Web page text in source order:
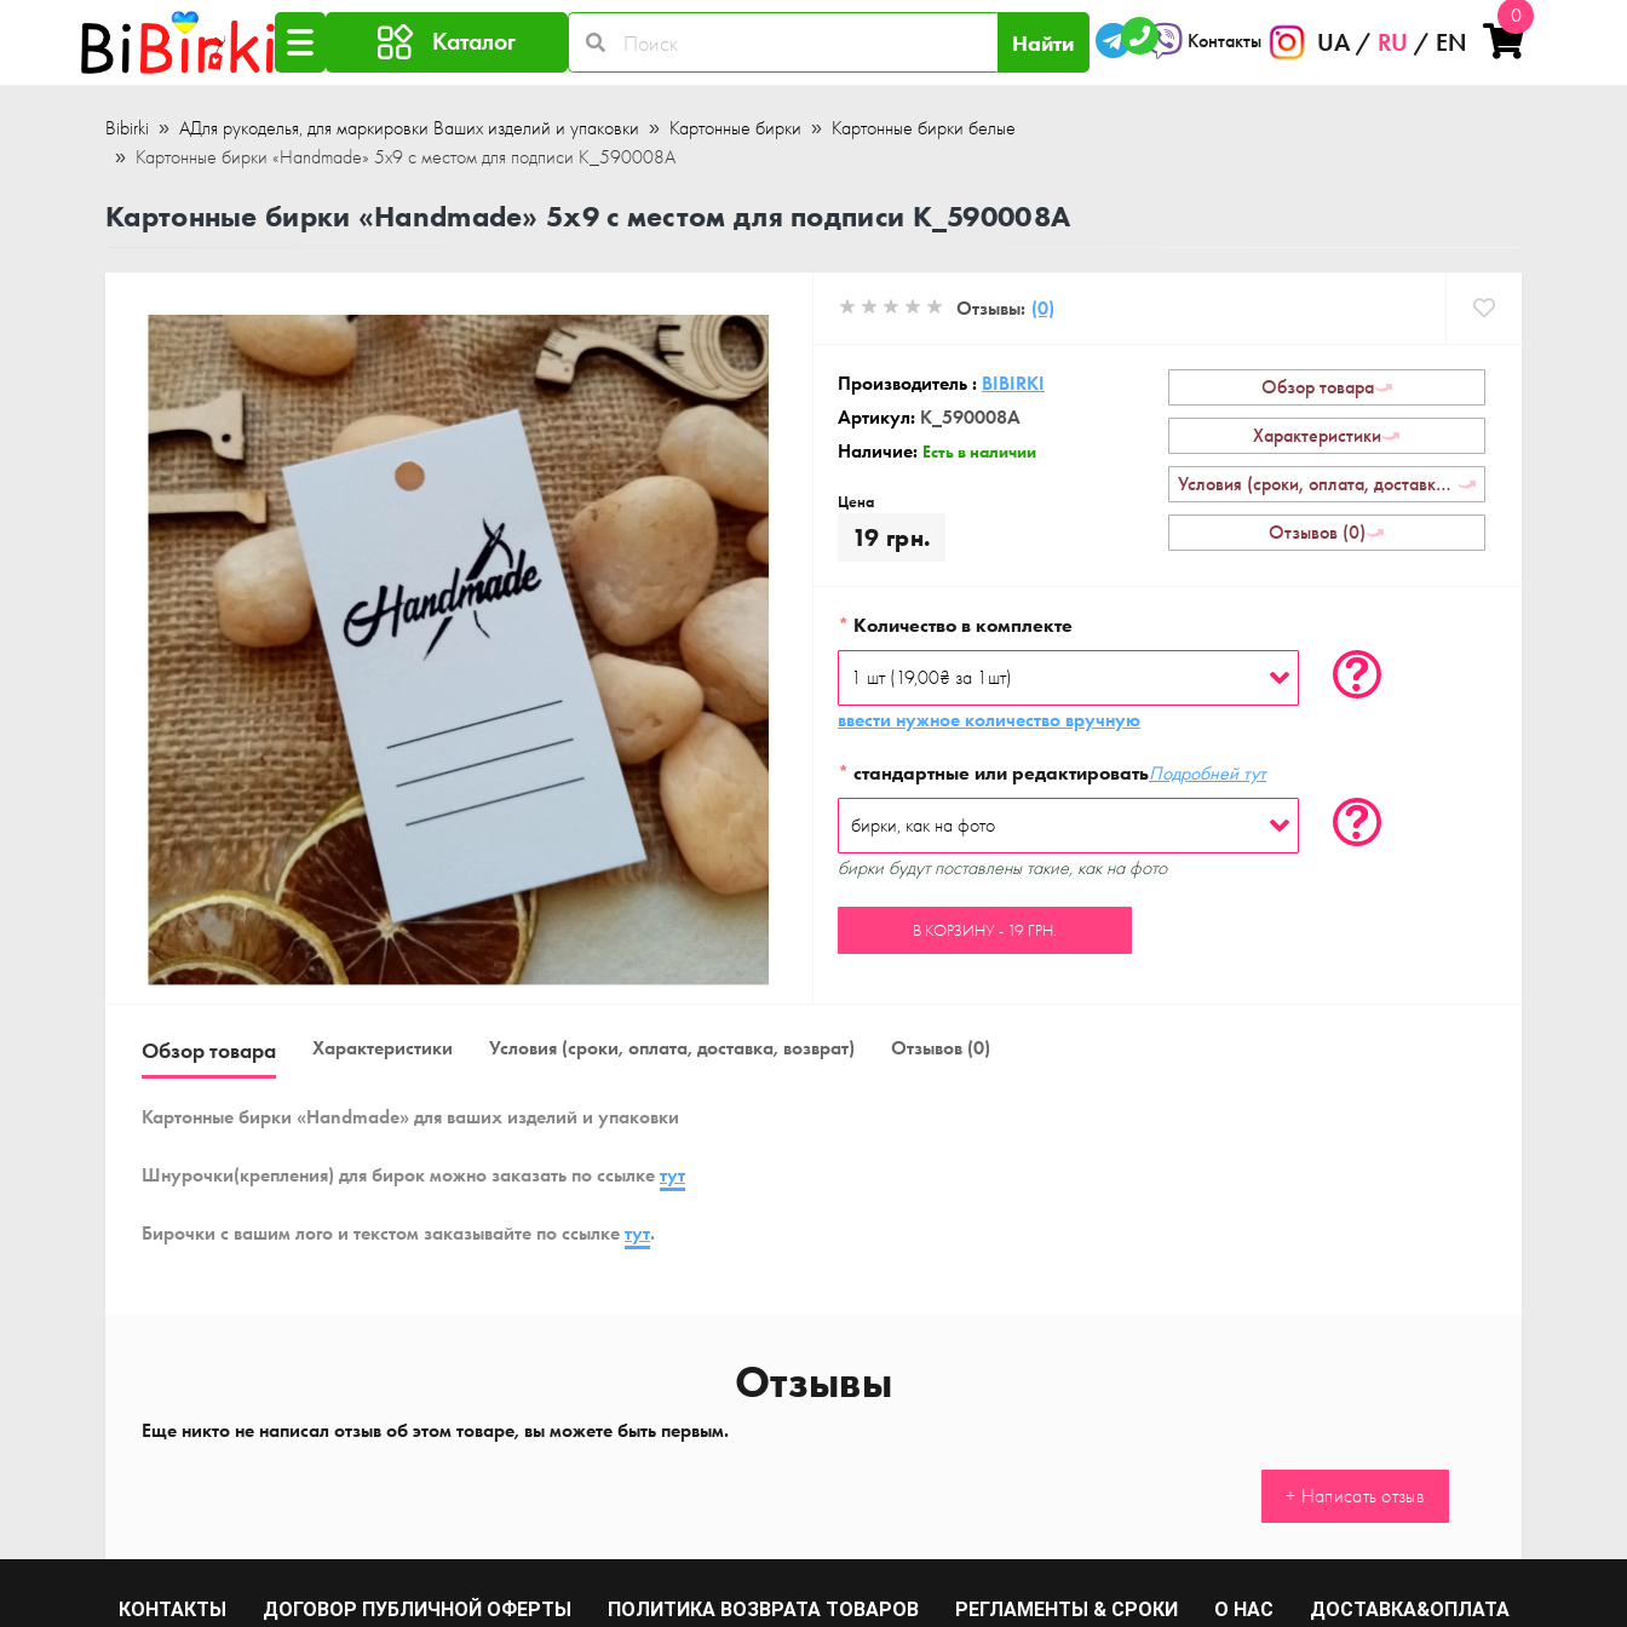
Каталог Найти Контакты UA RU EN
0
Bibirki АДля рукоделья, для маркировки Ваших изделий и упаковки Картонные бирки
Картонные бирки белые
Картонные бирки «Handmade» 5x9 с местом для подписи K_590008A
Картонные бирки «Handmade» 5x9 с местом для подписи K_590008A
Отзывы: (0)
Производитель : BIBIRKI
Артикул: K_590008A
Наличие: Есть в наличии
Цена
19 грн.
Обзор товара
Характеристики
Условия (сроки, оплата, доставка, возврат)
Отзывов (0)
* Количество в комплекте
ввести нужное количество вручную
* стандартные или редактироватьПодробней тут
бирки будут поставлены такие, как на фото
В КОРЗИНУ - 19 ГРН.
Обзор товара Характеристики Условия (сроки, оплата, доставка, возврат) Отзывов (0)
Картонные бирки «Handmade» для ваших изделий и упаковки
Шнурочки(крепления) для бирок можно заказать по ссылкетут
Бирочки с вашим лого и текстом заказывайте по ссылкетут.
Отзывы
Еще никто не написал отзыв об этом товаре, вы можете быть первым.
+ Написать отзыв
КОНТАКТЫ ДОГОВОР ПУБЛИЧНОЙ ОФЕРТЫ ПОЛИТИКА ВОЗВРАТА ТОВАРОВ РЕГЛАМЕНТЫ & СРОКИ О НАС ДОСТАВКА&ОПЛАТА